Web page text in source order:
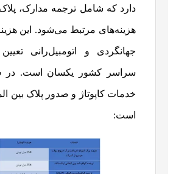
دارد که شامل ترجمه مدارک،
هزینه‌های مرتبط می‌شود. این
جهانگردی و اتومبیل‌رانی
خدمات کاپوتاژ و صدور پلاک بین‌
است: